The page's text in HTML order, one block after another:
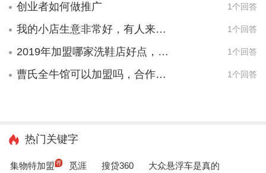
创业者如何做推广 1个回答
我的小店生意非常好，有人来找我要做加盟，应该怎么办？ 1个回答
2019年加盟哪家洗鞋店好点，哪家合作小？ 1个回答
曹氏全牛馆可以加盟吗，合作多少钱？ 1个回答
热门关键字
集物特加盟 觅涯 搜贷360
大众悬浮车是真的